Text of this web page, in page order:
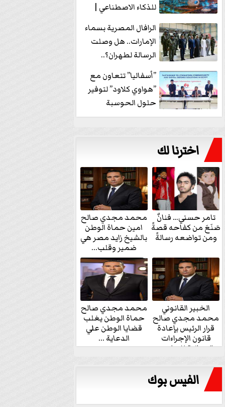
للذكاء الاصطناعي |
الرافال المصرية بسماء
الإمارات.. هل وصلت
الرسالة لطهران؟..
”ماعت جروب” تُجيب؟
|...
”أسفاليا” تتعاون مع
”هواوي كلاود” لتوفير
حلول الحوسبة
السحابية والأمن
اخترنا لك
تامر حسني… فنانٌ
صَنَعَ من كفاحه قصةً
ومن تواضعه رسالةً
محمد مجدي صالح
امين حماة الوطن
بالشيخ زايد مصر هي
ضمير وقلب...
الخبير القانوني
محمد مجدي صالح
قرار الرئيس بإعادة
قانون الإجراءات
الجنائية للنواب...
محمد مجدي صالح
حماة الوطن يغلب
قضايا الوطن علي
الدعاية ...
الفيس بوك